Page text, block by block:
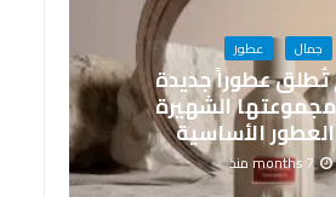
جمال عطور
تُطلق عطوراً جديدة
الشهيرة
الأساسية
7 months منذ